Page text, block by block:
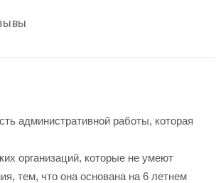
административной работы, которая
организаций, которые не умеют
тем, что она основана на 6 летнем